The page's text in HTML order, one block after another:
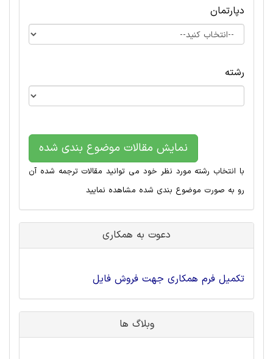
دپارتمان
رشته
نمایش مقالات موضوع بندی شده
با انتخاب رشته مورد نظر خود می توانید مقالات ترجمه شده آن
رو به صورت موضوع بندی شده مشاهده نمایید
دعوت به همکاری
تکمیل فرم همکاری جهت فروش فایل
وبلاگ ها